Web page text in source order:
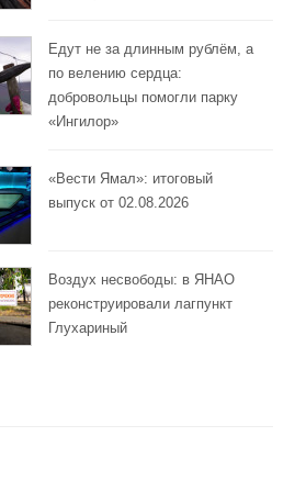
Едут не за длинным рублём, а
по велению сердца:
добровольцы помогли парку
«Ингилор»
«Вести Ямал»: итоговый
выпуск от 02.08.2026
Воздух несвободы: в ЯНАО
реконструировали лагпункт
Глухариный